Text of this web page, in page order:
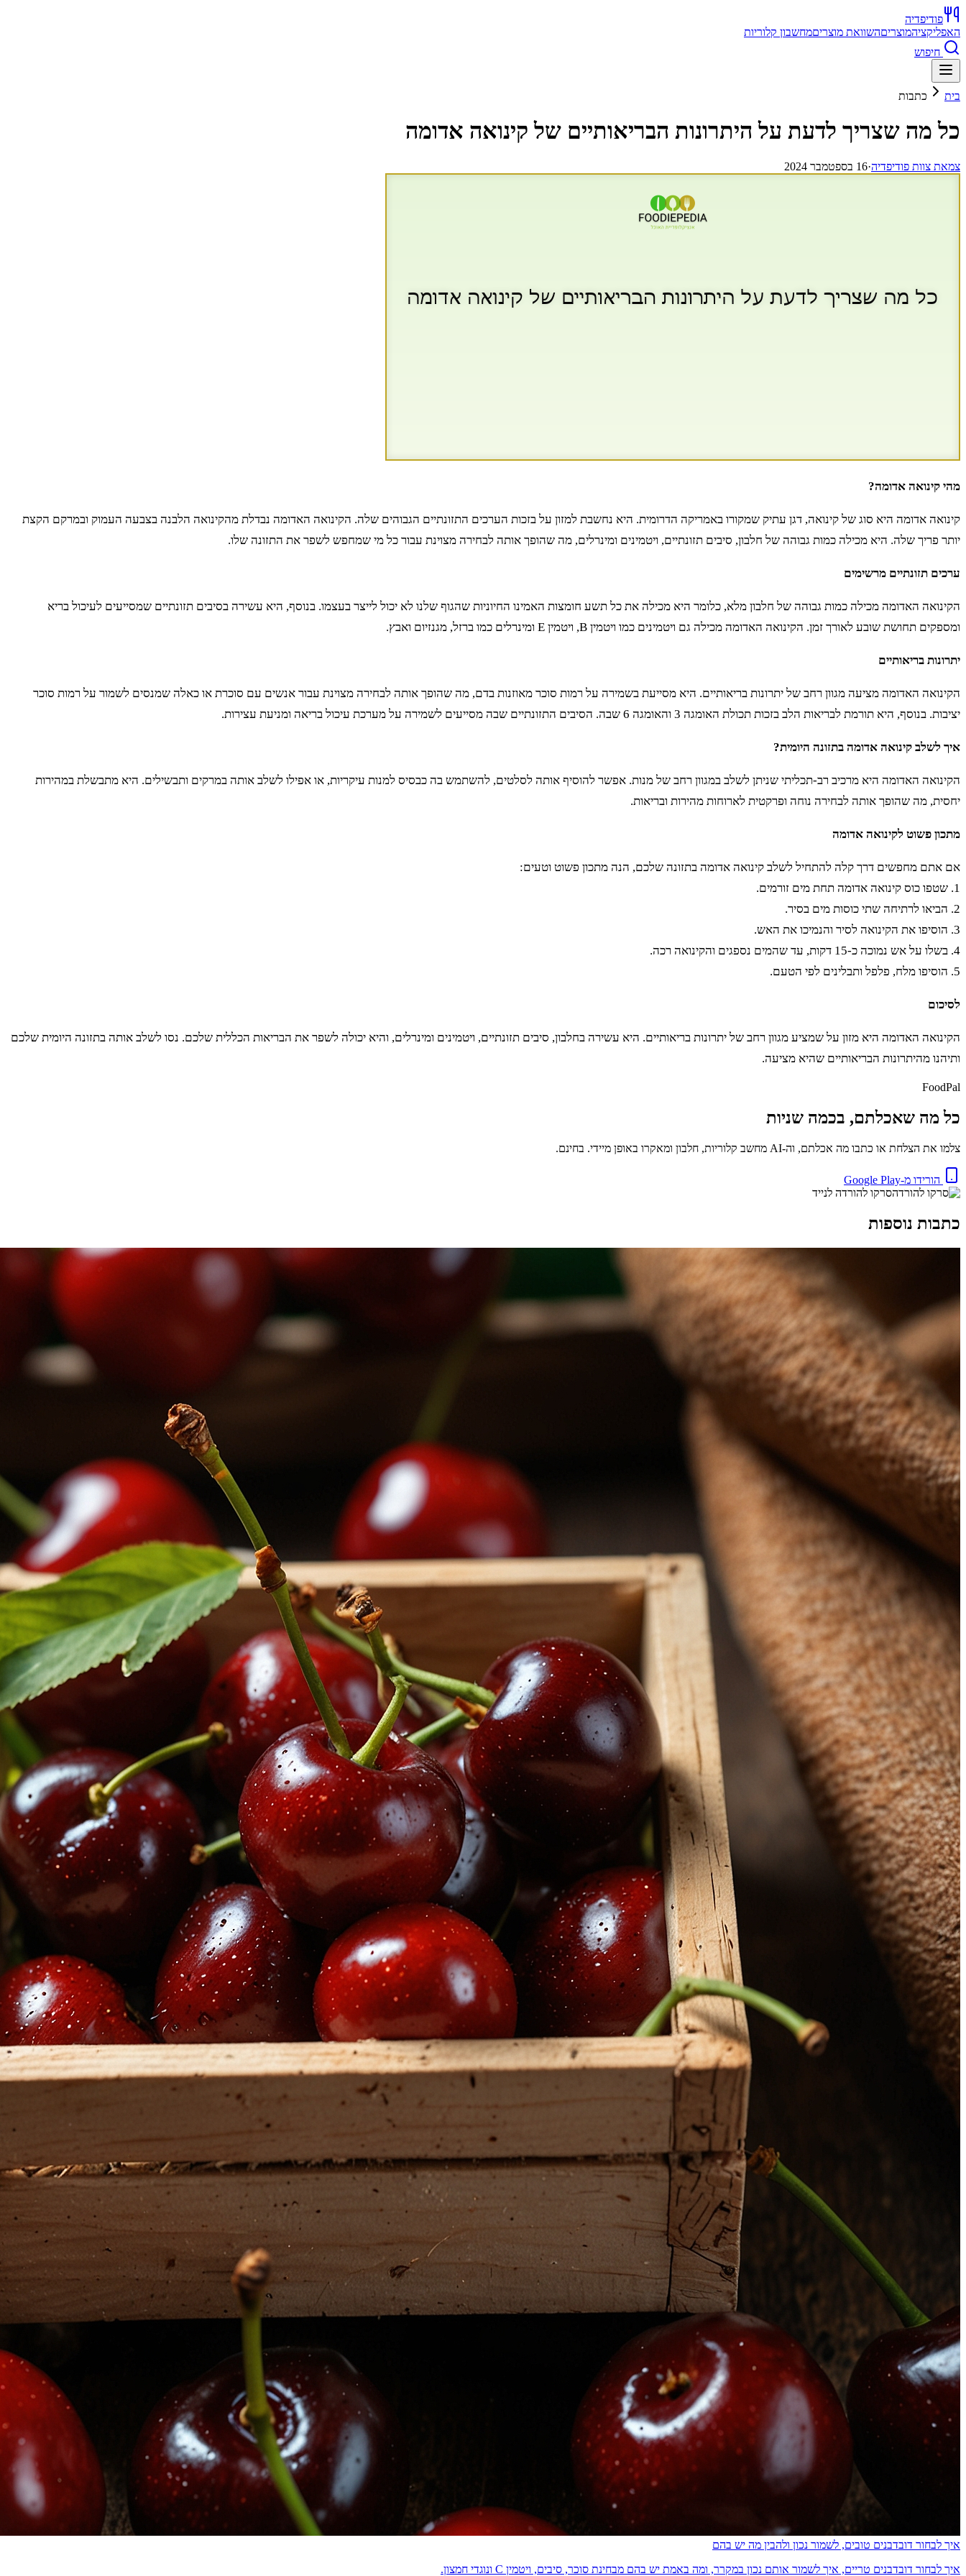
פודיפדיה
האפליקציהמוצריםהשוואת מוצריםמחשבון קלוריות
חיפוש
בית כתבות
כל מה שצריך לדעת על היתרונות הבריאותיים של קינואה אדומה
צמאת צוות פודיפדיה·16 בספטמבר 2024
מהי קינואה אדומה?
קינואה אדומה היא סוג של קינואה, דגן עתיק שמקורו באמריקה הדרומית. היא נחשבת למזון על בזכות הערכים התזונתיים הגבוהים שלה. הקינואה האדומה נבדלת מהקינואה הלבנה בצבעה העמוק ובמרקם הקצת
יותר פריך שלה. היא מכילה כמות גבוהה של חלבון, סיבים תזונתיים, ויטמינים ומינרלים, מה שהופך אותה לבחירה מצוינת עבור כל מי שמחפש לשפר את התזונה שלו.
ערכים תזונתיים מרשימים
הקינואה האדומה מכילה כמות גבוהה של חלבון מלא, כלומר היא מכילה את כל תשע חומצות האמינו החיוניות שהגוף שלנו לא יכול לייצר בעצמו. בנוסף, היא עשירה בסיבים תזונתיים שמסייעים לעיכול בריא
ומספקים תחושת שובע לאורך זמן. הקינואה האדומה מכילה גם ויטמינים כמו ויטמין B, ויטמין E ומינרלים כמו ברזל, מגנזיום ואבץ.
יתרונות בריאותיים
הקינואה האדומה מציעה מגוון רחב של יתרונות בריאותיים. היא מסייעת בשמירה על רמות סוכר מאוזנות בדם, מה שהופך אותה לבחירה מצוינת עבור אנשים עם סוכרת או כאלה שמנסים לשמור על רמות סוכר
יציבות. בנוסף, היא תורמת לבריאות הלב בזכות תכולת האומגה 3 והאומגה 6 שבה. הסיבים התזונתיים שבה מסייעים לשמירה על מערכת עיכול בריאה ומניעת עצירות.
איך לשלב קינואה אדומה בתזונה היומית?
הקינואה האדומה היא מרכיב רב-תכליתי שניתן לשלב במגוון רחב של מנות. אפשר להוסיף אותה לסלטים, להשתמש בה כבסיס למנות עיקריות, או אפילו לשלב אותה במרקים ותבשילים. היא מתבשלת במהירות
יחסית, מה שהופך אותה לבחירה נוחה ופרקטית לארוחות מהירות ובריאות.
מתכון פשוט לקינואה אדומה
אם אתם מחפשים דרך קלה להתחיל לשלב קינואה אדומה בתזונה שלכם, הנה מתכון פשוט וטעים:
1. שטפו כוס קינואה אדומה תחת מים זורמים.
2. הביאו לרתיחה שתי כוסות מים בסיר.
3. הוסיפו את הקינואה לסיר והנמיכו את האש.
4. בשלו על אש נמוכה כ-15 דקות, עד שהמים נספגים והקינואה רכה.
5. הוסיפו מלח, פלפל ותבלינים לפי הטעם.
לסיכום
הקינואה האדומה היא מזון על שמציע מגוון רחב של יתרונות בריאותיים. היא עשירה בחלבון, סיבים תזונתיים, ויטמינים ומינרלים, והיא יכולה לשפר את הבריאות הכללית שלכם. נסו לשלב אותה בתזונה היומית שלכם
ותיהנו מהיתרונות הבריאותיים שהיא מציעה.
FoodPal
כל מה שאכלתם, בכמה שניות
צלמו את הצלחת או כתבו מה אכלתם, וה-AI מחשב קלוריות, חלבון ומאקרו באופן מיידי. בחינם.
הורידו מ-Google Play
סרקו להורדה לנייד
כתבות נוספות
איך לבחור דובדבנים טובים, לשמור נכון ולהבין מה יש בהם
איך לבחור דובדבנים טריים, איך לשמור אותם נכון במקרר, ומה באמת יש בהם מבחינת סוכר, סיבים, ויטמין C ונוגדי חמצון.